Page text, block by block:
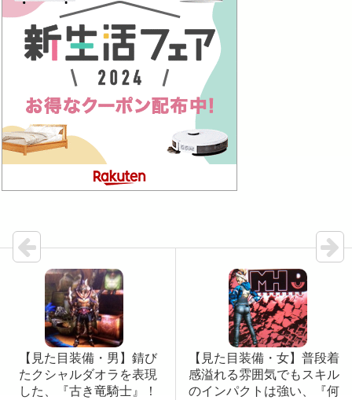
【見た目装備・男】錆び
たクシャルダオラを表現
した、『古き竜騎士』！
【見た目装備・女】普段着
感溢れる雰囲気でもスキル
のインパクトは強い、『何